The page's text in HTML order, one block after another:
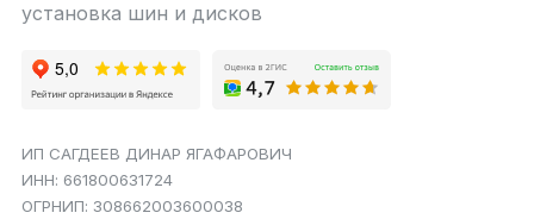
установка шин и дисков
ИП САГДЕЕВ ДИНАР ЯГАФАРОВИЧ
ИНН: 661800631724
ОГРНИП: 308662003600038